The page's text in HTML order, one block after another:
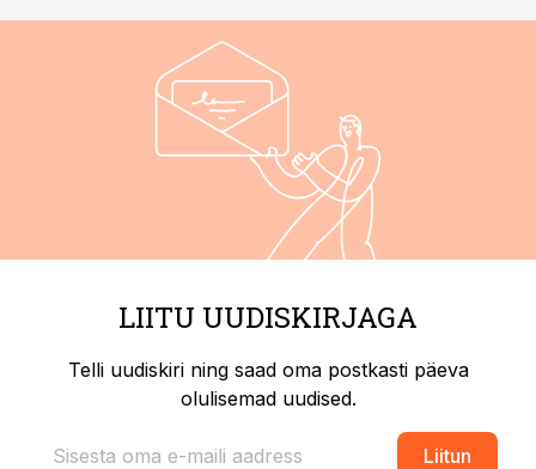
LIITU UUDISKIRJAGA
Telli uudiskiri ning saad oma postkasti päeva
olulisemad uudised.
Liitun